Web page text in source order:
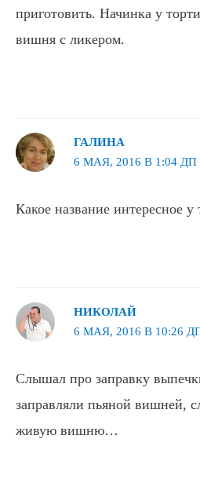
приготовить. Начинка у
вишня с ликером.
ГАЛИНА
6 МАЯ, 2016 В 1:04 ДП
Какое название
НИКОЛАЙ
6 МАЯ, 2016 В 10:26
Слышал про заправку
заправляли пьяной вишней,
живую вишню…